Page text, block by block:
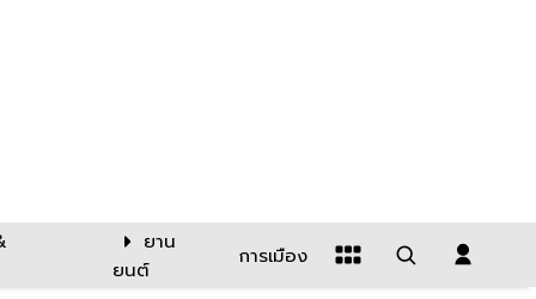
ยาน
ยนต์
การเมือง